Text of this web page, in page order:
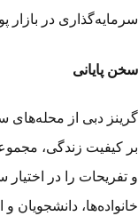
در بازار
پایانی
دبی از محله‌های
کیفیت زندگی،
را در اختیار
دانشجویان و